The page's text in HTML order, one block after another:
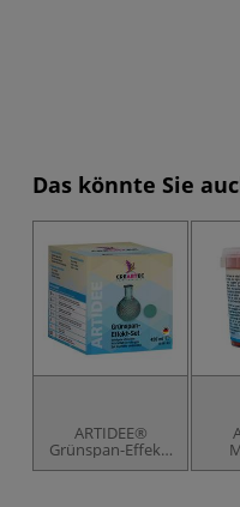
Das könnte Sie
ARTIDEE®
Grünspan-Effekt-
Set